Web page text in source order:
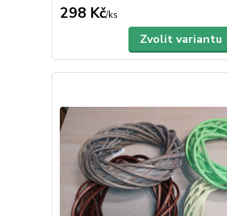
298 Kč/ks
Zvolit variantu